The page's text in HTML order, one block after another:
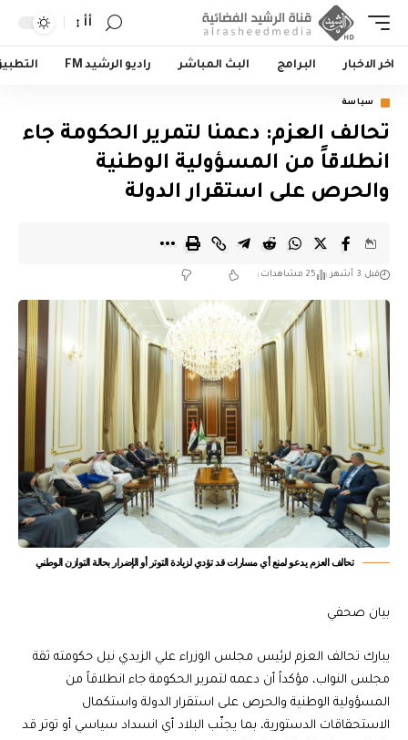
أأ
اخر الاخبار البرامج البث المباشر راديو الرشيد FM
سياسة
تحالف العزم: دعمنا لتمرير الحكومة جاء
انطلاقاً من المسؤولية الوطنية
والحرص على استقرار الدولة
قبل 3 أشهر 25 مشاهدات
تحالف العزم يدعو لمنع أي مسارات قد تؤدي لزيادة التوتر أو الإضرار بحالة التوازن الوطني
بيان صحفي
يبارك تحالف العزم لرئيس مجلس الوزراء علي الزيدي نيل حكومته ثقة
مجلس النواب، مؤكداً أن دعمه لتمرير الحكومة جاء انطلاقاً من
المسؤولية الوطنية والحرص على استقرار الدولة واستكمال
الاستحقاقات الدستورية، بما يجنّب البلاد أي انسداد سياسي أو توتر قد